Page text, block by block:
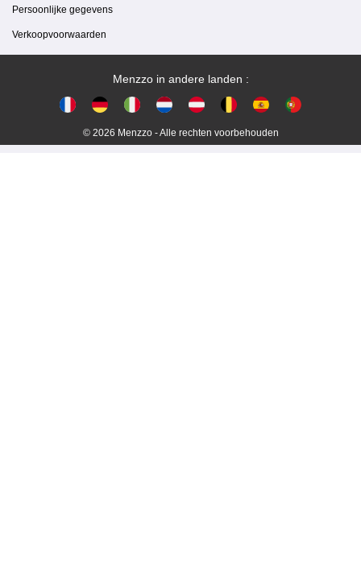
Persoonlijke gegevens
Verkoopvoorwaarden
Menzzo in andere landen :
© 2026 Menzzo - Alle rechten voorbehouden